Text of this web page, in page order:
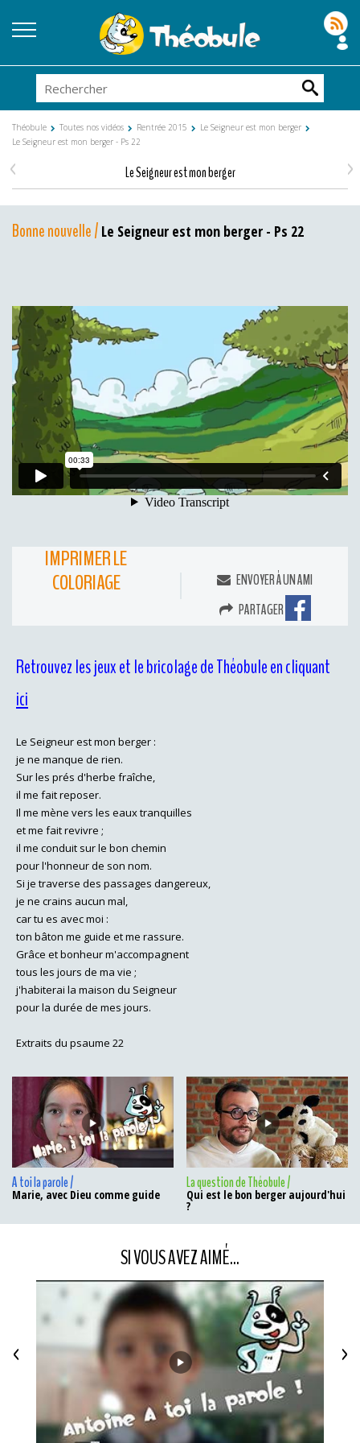
Théobule Toutes nos vidéos Rentrée 2015
Le Seigneur est mon berger
Le Seigneur est mon berger - Ps 22
Le Seigneur est mon berger
< >
Bonne nouvelle / Le Seigneur est mon berger - Ps 22
IMPRIMER LE
COLORIAGE
ENVOYER À UN AMI
PARTAGER
Retrouvez les jeux et le bricolage de Théobule en cliquant
ici
Le Seigneur est mon berger :
je ne manque de rien.
Sur les prés d'herbe fraîche,
il me fait reposer.
Il me mène vers les eaux tranquilles
et me fait revivre ;
il me conduit sur le bon chemin
pour l'honneur de son nom.
Si je traverse des passages dangereux,
je ne crains aucun mal,
car tu es avec moi :
ton bâton me guide et me rassure.
Grâce et bonheur m'accompagnent
tous les jours de ma vie ;
j'habiterai la maison du Seigneur
pour la durée de mes jours.
Extraits du psaume 22
A toi la parole /
Marie, avec Dieu comme guide
La question de Théobule /
Qui est le bon berger aujourd'hui
?
SI VOUS AVEZ AIMÉ...
< >